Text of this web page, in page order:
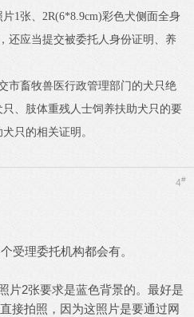
1张、2R(6*8.9cm)彩色犬侧面全身
还应当提交被委托人身份证明、养
市畜牧兽医行政管理部门的犬只绝
、肢体重残人士饲养扶助犬只的要
只的相关证明。
4#
受理委托机构都会有。
片2张要求是蓝色背景的。最好是
接拍照，因为这照片是要通过网